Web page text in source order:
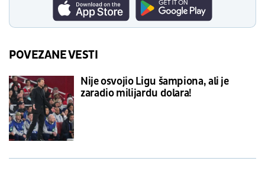
POVEZANE VESTI
Nije osvojio Ligu šampiona, ali je
zaradio milijardu dolara!